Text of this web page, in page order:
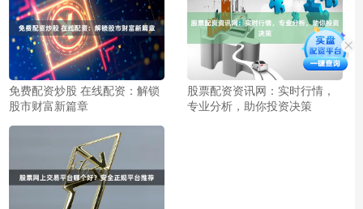
免费配资炒股 在线配资：解锁
股市财富新篇章
股票配资资讯网：实时行情，
专业分析，助你投资决策